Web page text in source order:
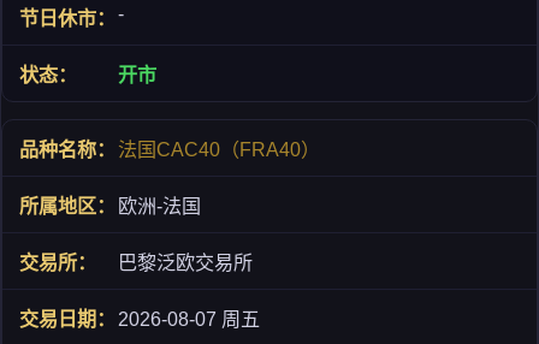
-
开市
法国CAC40（FRA40）
欧洲-法国
巴黎泛欧交易所
2026-08-07 周五